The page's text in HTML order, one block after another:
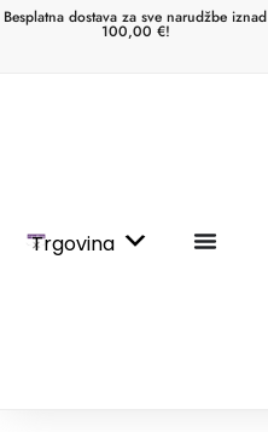
Besplatna dostava za sve narudžbe iznad
100,00 €!
Trgovina